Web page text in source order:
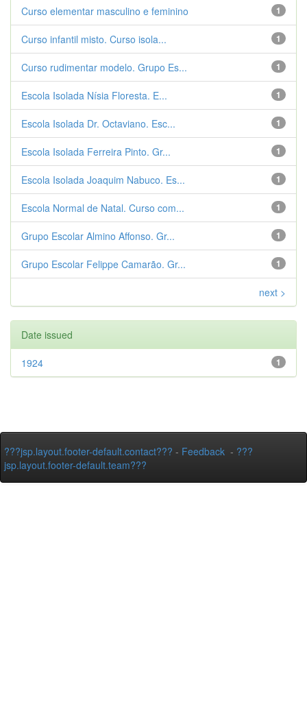
1
Curso elementar masculino e feminino
1
Curso infantil misto. Curso isola...
1
Curso rudimentar modelo. Grupo Es...
1
Escola Isolada Nísia Floresta. E...
1
Escola Isolada Dr. Octaviano. Esc...
1
Escola Isolada Ferreira Pinto. Gr...
1
Escola Isolada Joaquim Nabuco. Es...
1
Escola Normal de Natal. Curso com...
1
Grupo Escolar Almino Affonso. Gr...
1
Grupo Escolar Felippe Camarão. Gr...
next >
Date issued
1
1924
???jsp.layout.footer-default.contact??? - Feedback - ???
jsp.layout.footer-default.team???